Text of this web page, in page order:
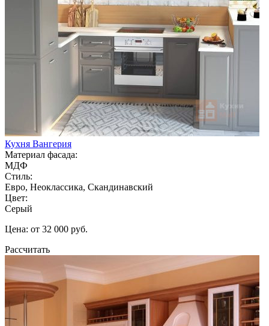
Кухня Вангерия
Материал фасада:
МДФ
Стиль:
Евро, Неоклассика, Скандинавский
Цвет:
Серый
Цена: от 32 000 руб.
Рассчитать